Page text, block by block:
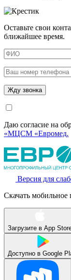
Оставьте свои
ближайшее время.
Даю согласие на
«МЦСМ «Евромед.
Версия для
Скачать
Загрузите в App
Доступно в Google